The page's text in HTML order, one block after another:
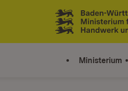
Zum Inhalt springen
Link zur Startseite
Ministerium